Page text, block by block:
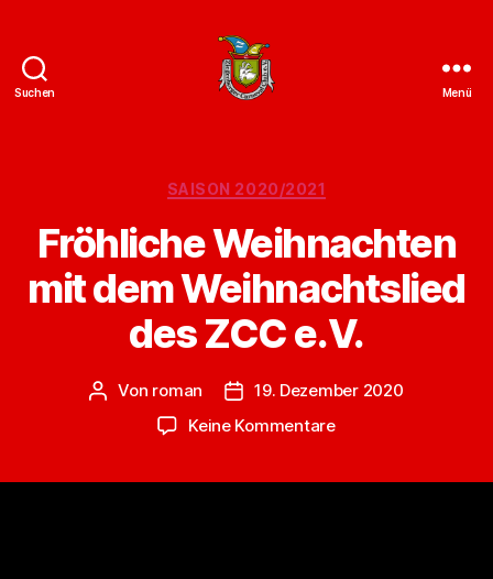
Suchen Menü
Kategorien
SAISON 2020/2021
Fröhliche Weihnachten
mit dem Weihnachtslied
des ZCC e.V.
Beitragsautor
Von roman Veröffentlichungsdatum
19. Dezember 2020
Keine Kommentarezu